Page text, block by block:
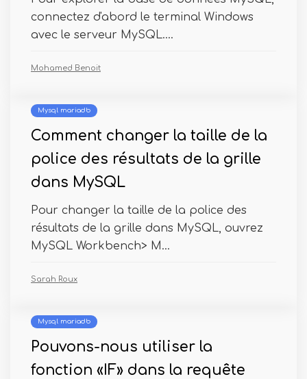
connectez d'abord le terminal Windows
avec le serveur MySQL....
Mohamed Benoit
Mysql mariadb
Comment changer la taille de la
police des résultats de la grille
dans MySQL
Pour changer la taille de la police des
résultats de la grille dans MySQL, ouvrez
MySQL Workbench> M...
Sarah Roux
Mysql mariadb
Pouvons-nous utiliser la
fonction «IF» dans la requête